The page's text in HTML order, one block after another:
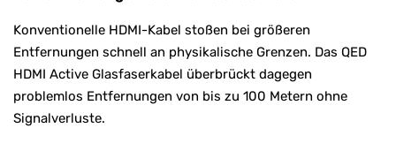
Konventionelle HDMI-Kabel stoßen bei größeren
Entfernungen schnell an physikalische Grenzen. Das QED
HDMI Active Glasfaserkabel überbrückt dagegen
problemlos Entfernungen von bis zu 100 Metern ohne
Signalverluste.